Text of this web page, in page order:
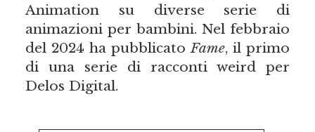
Animation su diverse serie di
animazioni per bambini. Nel febbraio
del 2024 ha pubblicato Fame, il primo
di una serie di racconti weird per
Delos Digital.